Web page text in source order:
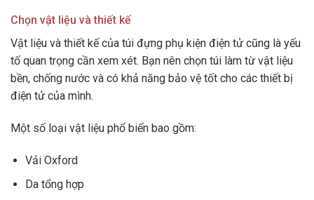
Chọn vật liệu và thiết kế
Vật liệu và thiết kế của túi đựng phụ kiện điện tử cũng là yếu
tố quan trọng cần xem xét. Bạn nên chọn túi làm từ vật liệu
bền, chống nước và có khả năng bảo vệ tốt cho các thiết bị
điện tử của mình.
Một số loại vật liệu phổ biến bao gồm:
Vải Oxford
Da tổng hợp